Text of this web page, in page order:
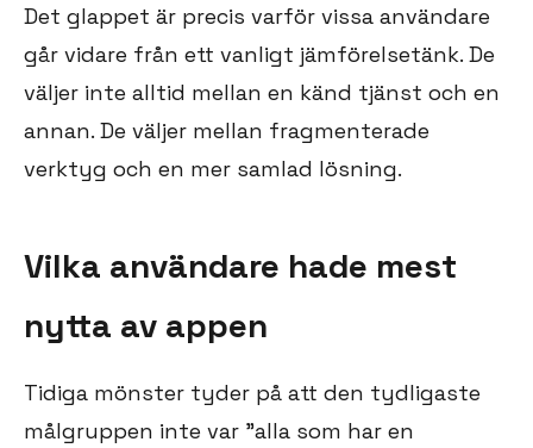
Det glappet är precis varför vissa användare
går vidare från ett vanligt jämförelsetänk. De
väljer inte alltid mellan en känd tjänst och en
annan. De väljer mellan fragmenterade
verktyg och en mer samlad lösning.
Vilka användare hade mest
nytta av appen
Tidiga mönster tyder på att den tydligaste
målgruppen inte var ”alla som har en